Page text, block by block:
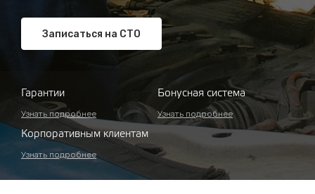
Записаться на СТО
Гарантии
Узнать подробнее
Бонусная система
Узнать подробнее
Корпоративным клиентам
Узнать подробнее